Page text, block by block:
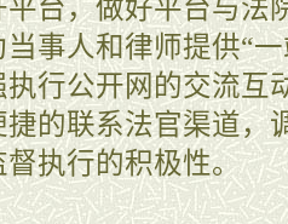
平台，做好平台与法
当事人和律师提供“
执行公开网的交流互
捷的联系法官渠道，
督执行的积极性。